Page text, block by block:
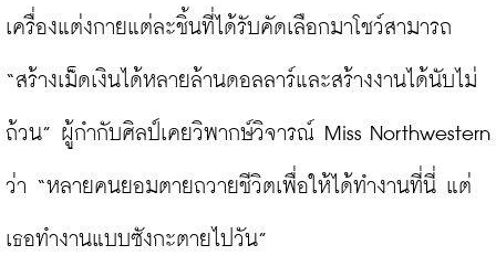
เครื่องแต่งกายแต่ละชิ้นที่ได้รับคัดเลือกมาโชว์สามารถ
“สร้างเม็ดเงินได้หลายล้านดอลลาร์และสร้างงานได้นับไม่
ถ้วน” ผู้กำกับศิลป์เคยวิพากษ์วิจารณ์ Miss Northwestern
ว่า “หลายคนยอมตายถวายชีวิตเพื่อให้ได้ทำงานที่นี่ แต่
เธอทำงานแบบซังกะตายไปวัน”